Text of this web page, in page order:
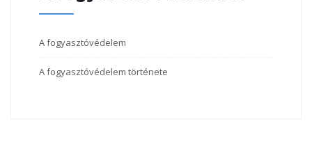
A fogyasztóvédelem
A fogyasztóvédelem története